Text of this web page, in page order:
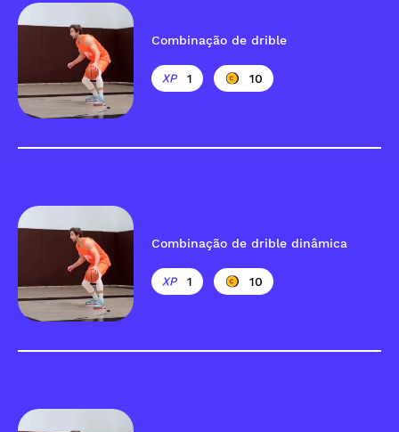
Combinação de drible
1 10
Combinação de drible dinâmica
1 10